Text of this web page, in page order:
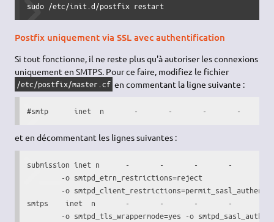
sudo /etc/init.d/postfix restart
Postfix uniquement via SSL avec authentification
Si tout fonctionne, il ne reste plus qu'à autoriser les connexions
uniquement en SMTPS. Pour ce faire, modifiez le fichier
/etc/postfix/master.cf en commentant la ligne suivante :
#smtp      inet  n       -       -       -       -
et en décommentant les lignes suivantes :
submission inet n      -       -       -       -
        -o smtpd_etrn_restrictions=reject
-o
smtps    inet  n       -       -       -       -
-o smtpd_tls_wrappermode=yes -o